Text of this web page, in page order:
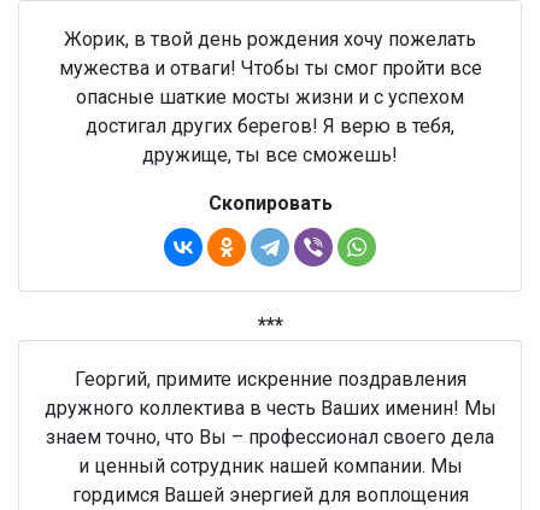
Жорик, в твой день рождения хочу пожелать
мужества и отваги! Чтобы ты смог пройти все
опасные шаткие мосты жизни и с успехом
достигал других берегов! Я верю в тебя,
дружище, ты все сможешь!
Скопировать
***
Георгий, примите искренние поздравления
дружного коллектива в честь Ваших именин! Мы
знаем точно, что Вы – профессионал своего дела
и ценный сотрудник нашей компании. Мы
гордимся Вашей энергией для воплощения